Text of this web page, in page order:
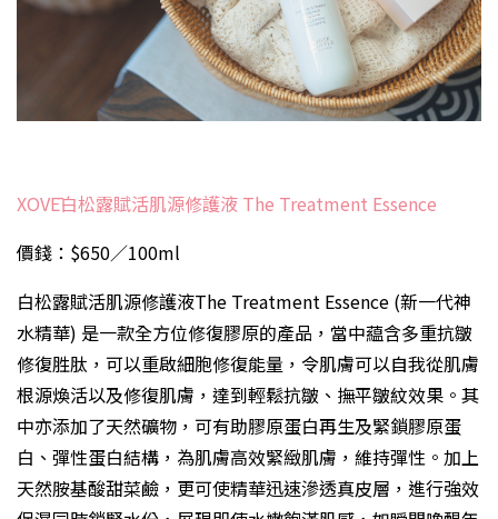
XOVĒ白松露賦活肌源修護液 The Treatment Essence
價錢：$650／100ml
白松露賦活肌源修護液The Treatment Essence (新一代神
水精華) 是一款全方位修復膠原的產品，當中藴含多重抗皺
修復胜肽，可以重啟細胞修復能量，令肌膚可以自我從肌膚
根源煥活以及修復肌膚，達到輕鬆抗皺、撫平皺紋效果。其
中亦添加了天然礦物，可有助膠原蛋白再生及緊鎖膠原蛋
白、彈性蛋白結構，為肌膚高效緊緻肌膚，維持彈性。加上
天然胺基酸甜菜鹼，更可使精華迅速滲透真皮層，進行強效